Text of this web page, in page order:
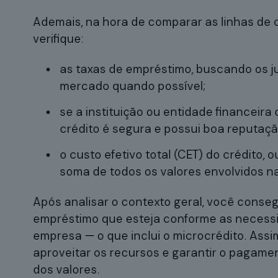
Ademais, na hora de comparar as linhas de
verifique:
as taxas de empréstimo, buscando os
mercado quando possível;
se a instituição ou entidade financeira
crédito é segura e possui boa
o custo efetivo total (CET) do crédito,
soma de todos os valores envolvidos
Após analisar o contexto geral, você
empréstimo que esteja conforme as
empresa — o que inclui o microcrédito.
aproveitar os recursos e garantir o
dos valores.